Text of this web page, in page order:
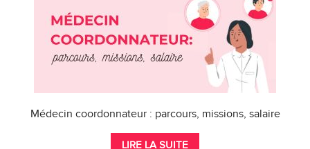
Médecin coordonnateur : parcours, missions, salaire
LIRE LA SUITE